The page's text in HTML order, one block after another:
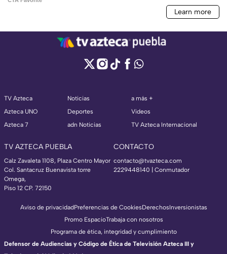
TV Azteca
Azteca UNO
Azteca 7
Noticias
Deportes
adn Noticias
a más +
Videos
TV Azteca Internacional
TV AZTECA PUEBLA
Calz Zavaleta 1108, Plaza Centro Mayor
Col. Santacruz Buenavista torre
Omega,
Piso 12 CP. 72150
CONTACTO
contacto@tvazteca.com
2229448140 | Conmutador
Aviso de privacidadPreferencias de CookiesDerechosInversionistas
Promo EspacioTrabaja con nosotros
Programa de ética, integridad y cumplimiento
Defensor de Audiencias y Código de Ética de Televisión Azteca III y